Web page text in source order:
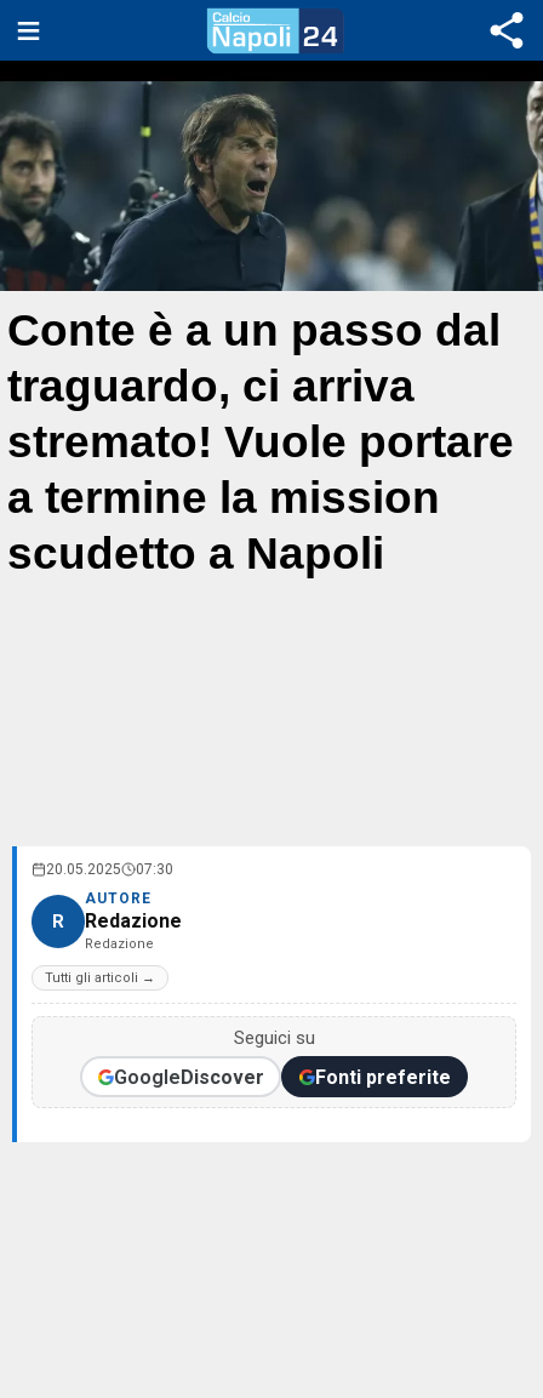
Conte è a un passo dal
traguardo, ci arriva
stremato! Vuole portare
a termine la mission
scudetto a Napoli
20.05.2025 07:30
R
AUTORE
Redazione
Redazione
Tutti gli articoli →
Seguici su
GoogleDiscover Fonti preferite